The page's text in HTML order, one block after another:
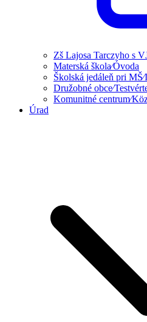
Zš Lajosa Tarczyho s
Materská škola⁄Óvoda
Školská jedáleň pri
Družobné
Komunitné
Úrad